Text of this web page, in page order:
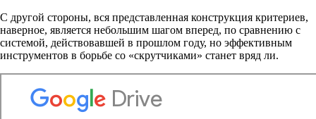
С другой стороны, вся представленная конструкция критериев,
наверное, является небольшим шагом вперед, по сравнению с
системой, действовавшей в прошлом году, но эффективным
инструментов в борьбе со «скрутчиками» станет вряд ли.